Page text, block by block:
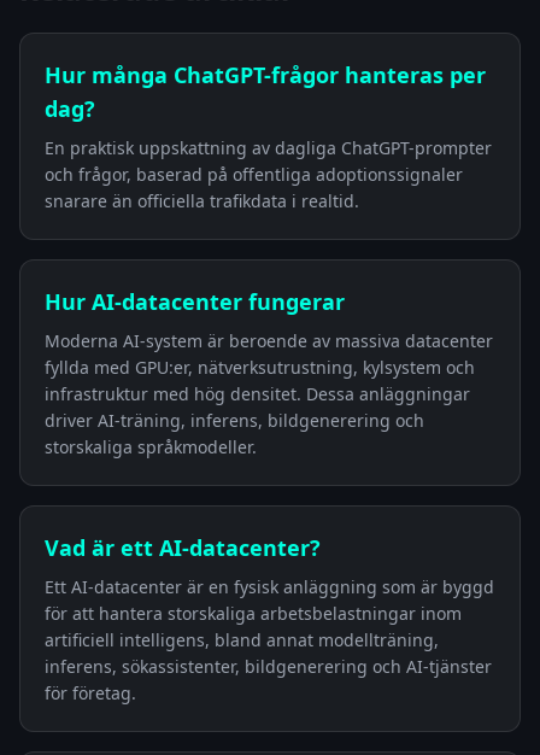
Hur många ChatGPT-frågor hanteras per
dag?
En praktisk uppskattning av dagliga ChatGPT-prompter
och frågor, baserad på offentliga adoptionssignaler
snarare än officiella trafikdata i realtid.
Hur AI-datacenter fungerar
Moderna AI-system är beroende av massiva datacenter
fyllda med GPU:er, nätverksutrustning, kylsystem och
infrastruktur med hög densitet. Dessa anläggningar
driver AI-träning, inferens, bildgenerering och
storskaliga språkmodeller.
Vad är ett AI-datacenter?
Ett AI-datacenter är en fysisk anläggning som är byggd
för att hantera storskaliga arbetsbelastningar inom
artificiell intelligens, bland annat modellträning,
inferens, sökassistenter, bildgenerering och AI-tjänster
för företag.